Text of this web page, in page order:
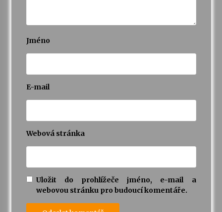
Jméno
E-mail
Webová stránka
Uložit do prohlížeče jméno, e-mail a
webovou stránku pro budoucí komentáře.